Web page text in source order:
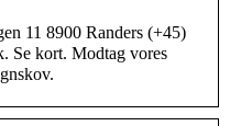
11 8900 Randers (+45)
Se kort. Modtag vores